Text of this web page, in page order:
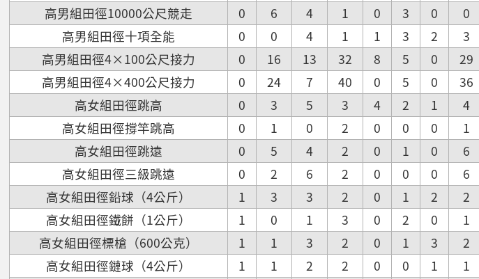
高男組田徑10000公尺競走
0 6 4 1 0 3 0 0
高男組田徑十項全能
0 0 4 1 1 3 2 3
高男組田徑4×100公尺接力
0 16 13 32 8 5 0 29
高男組田徑4×400公尺接力
0 24 7 40 0 5 0 36
高女組田徑跳高
0 3 5 3 4 2 1 4
高女組田徑撐竿跳高
0 1 0 2 0 0 0 1
高女組田徑跳遠
0 5 4 2 0 1 0 6
高女組田徑三級跳遠
0 2 6 2 0 0 0 6
高女組田徑鉛球（4公斤）
1 3 3 2 0 1 2 2
高女組田徑鐵餅（1公斤）
1 0 1 3 0 2 0 1
高女組田徑標槍（600公克）
1 1 3 2 0 1 3 2
高女組田徑鏈球（4公斤）
1 1 2 2 0 0 1 1